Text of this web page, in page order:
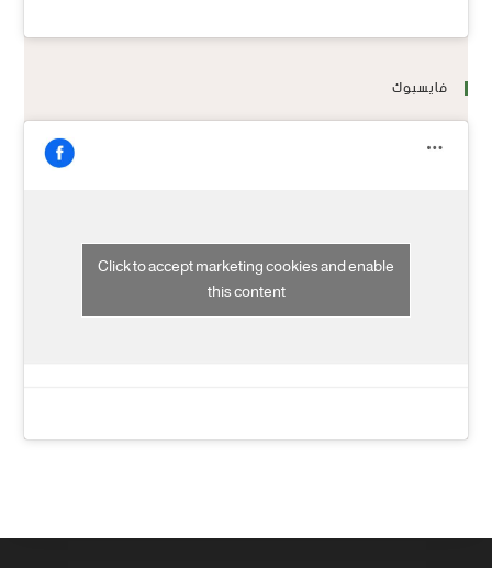
فايسبوك
Click to accept marketing cookies and enable
this content